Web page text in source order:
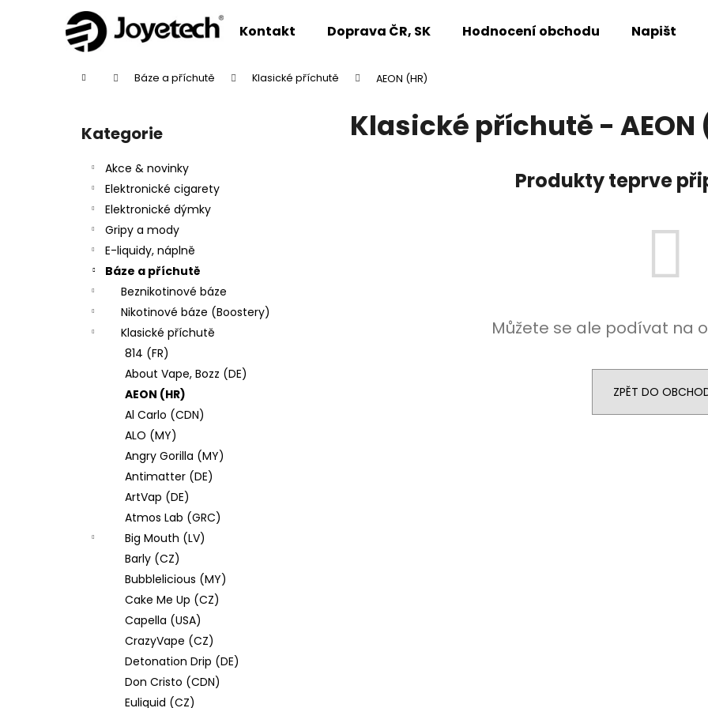
Kontakt Doprava ČR, SK Hodnocení obchodu Napište
Domů Báze a příchutě Klasické příchutě AEON (HR)
Přeskočit
kategorie
Kategorie
Akce & novinky
Elektronické cigarety
Elektronické dýmky
Gripy a mody
E-liquidy, náplně
Báze a příchutě
Beznikotinové báze
Nikotinové báze (Boostery)
Klasické příchutě
814 (FR)
About Vape, Bozz (DE)
AEON (HR)
Al Carlo (CDN)
ALO (MY)
Angry Gorilla (MY)
Antimatter (DE)
ArtVap (DE)
Atmos Lab (GRC)
Big Mouth (LV)
Barly (CZ)
Bubblelicious (MY)
Cake Me Up (CZ)
Capella (USA)
CrazyVape (CZ)
Detonation Drip (DE)
Don Cristo (CDN)
Euliquid (CZ)
Klasické příchutě - AEON
Produkty teprve
Můžete se ale podívat na
ZPĚT DO
Zpět
Zpět
Co potřebujete najít?
JOYETECH BF SS316 ATOMIZER 0,6OHM
CARTRIDGE -
2KS
Původně:225